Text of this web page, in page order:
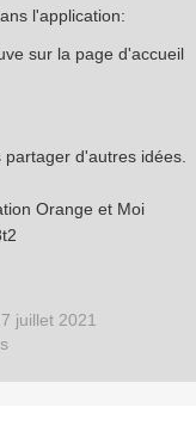
l'application:
sur la page d'accueil
d'autres idées.
Orange et Moi
juillet 2021